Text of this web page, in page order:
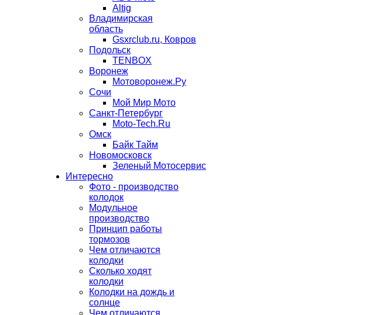
Altig
Владимирская
область
Gsxrclub.ru, Ковров
Подольск
TENBOX
Воронеж
Мотоворонеж.Ру
Сочи
Мой Мир Мото
Санкт-Петербург
Moto-Tech.Ru
Омск
Байк Тайм
Новомосковск
Зеленый Мотосервис
Интересно
Фото - производство
колодок
Модульное
производство
Принцип работы
тормозов
Чем отличаются
колодки
Сколько ходят
колодки
Колодки на дождь и
солнце
Чем отличаются